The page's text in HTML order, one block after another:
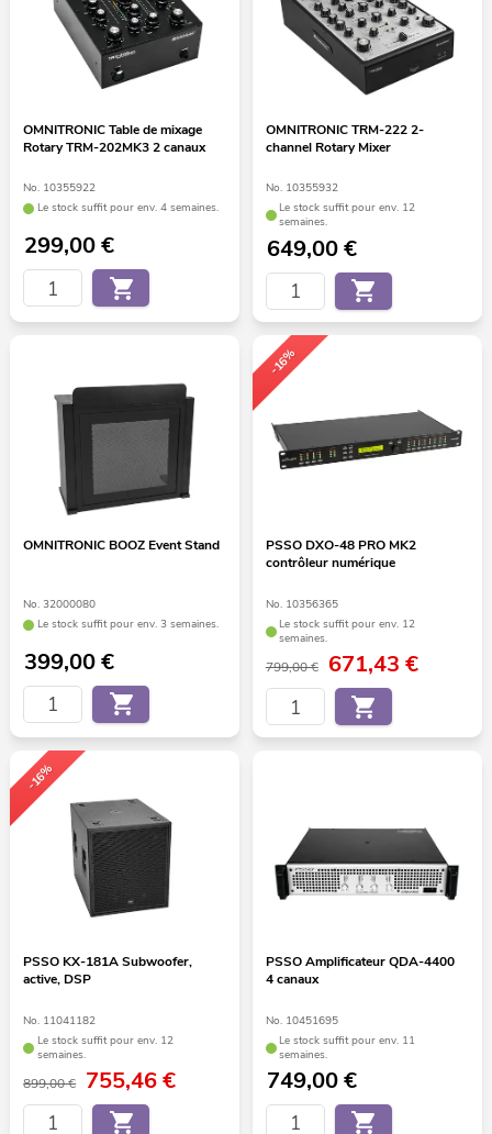
OMNITRONIC Table de mixage
Rotary TRM-202MK3 2 canaux
No. 10355922
Le stock suffit pour env. 4 semaines.
299,00€
OMNITRONIC TRM-222 2-
channel Rotary Mixer
No. 10355932
Le stock suffit pour env. 12
semaines.
649,00€
OMNITRONIC BOOZ Event Stand
No. 32000080
Le stock suffit pour env. 3 semaines.
399,00€
-16%
PSSO DXO-48 PRO MK2
contrôleur numérique
No. 10356365
Le stock suffit pour env. 12
semaines.
799,00 € 671,43 €
-16%
PSSO KX-181A Subwoofer,
active, DSP
No. 11041182
Le stock suffit pour env. 12
semaines.
899,00 € 755,46€
PSSO Amplificateur QDA-4400
4 canaux
No. 10451695
Le stock suffit pour env. 11
semaines.
749,00€